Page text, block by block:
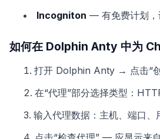
Incogniton — 有免费计划，
如何在 Dolphin Anty 中为
打开 Dolphin Anty → 点击“
在“代理”部分选择类型：
输入代理数据：主机、端口、